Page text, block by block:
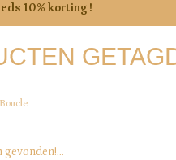
10% korting !
Boucle